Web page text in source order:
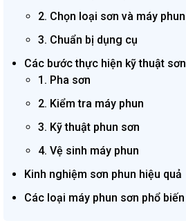
2. Chọn loại sơn và máy phun
3. Chuẩn bị dụng cụ
Các bước thực hiện kỹ thuật
1. Pha sơn
2. Kiểm tra máy phun
3. Kỹ thuật phun sơn
4. Vệ sinh máy phun
Kinh nghiệm sơn phun hiệu quả
Các loại máy phun sơn phổ biến